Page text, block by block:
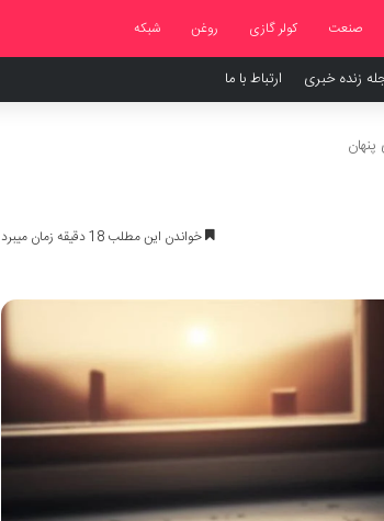
صنعت کولر گازی روغن شبکه
زنده خبری ارتباط با ما
خواندن این مطلب 18 دقیقه زمان میبرد